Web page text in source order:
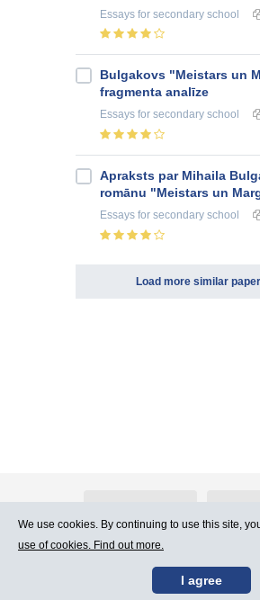
Essays for secondary school
Bulgakovs "Meistars un
fragmenta analīze
Essays for secondary school
Apraksts par Mihaila
romānu "Meistars un
Essays for secondary school
Load more similar
Contact Us
We use cookies. By continuing to use this site,
use of cookies. Find out more.
I agree